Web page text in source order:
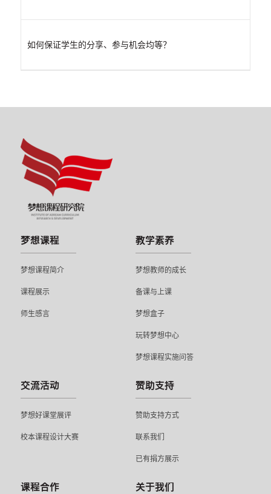
如何保证学生的分享、参与机会均等？
梦想课程
梦想课程简介
课程展示
师生感言
教学素养
梦想教师的成长
备课与上课
梦想盒子
玩转梦想中心
梦想课程实施问答
交流活动
梦想好课堂展评
校本课程设计大赛
赞助支持
赞助支持方式
联系我们
已有捐方展示
课程合作 关于我们